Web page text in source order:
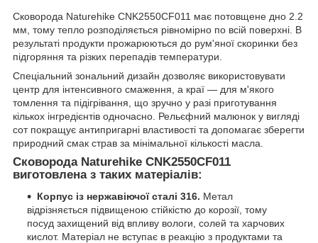
Сковорода Naturehike CNK2550CF011 має потовщене дно 2.2
мм, тому тепло розподіляється рівномірно по всій поверхні. В
результаті продукти прожарюються до рум'яної скоринки без
підгоряння та різких перепадів температури.
Спеціальний зональний дизайн дозволяє використовувати
центр для інтенсивного смаження, а краї — для м'якого
томлення та підігрівання, що зручно у разі приготування
кількох інгредієнтів одночасно. Рельєфний малюнок у вигляді
сот покращує антипригарні властивості та допомагає зберегти
природний смак страв за мінімальної кількості масла.
Сковорода Naturehike CNK2550CF011
виготовлена з таких матеріалів:
Корпус із нержавіючої сталі 316. Метал
відрізняється підвищеною стійкістю до корозії, тому
посуд захищений від впливу вологи, солей та харчових
кислот. Матеріал не вступає в реакцію з продуктами та